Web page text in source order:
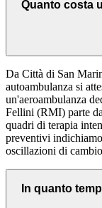
Quanto costa
Da Città di San
autoambulanza si
un'aeroambulanza
Fellini (RMI) parte
quadri di terapia
preventivi
oscillazioni di
In quanto